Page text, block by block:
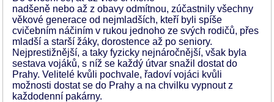
nadšeně nebo až z obavy odmítnou, zúčastnily všechny
věkové generace od nejmladších, kteří byli spíše
cvičebním náčiním v rukou jednoho ze svých rodičů, přes
mladší a starší žáky, dorostence až po seniory.
Nejprestižnější, a taky fyzicky nejnáročnější, však byla
sestava vojáků, s níž se každý útvar snažil dostat do
Prahy. Velitelé kvůli pochvale, řadoví vojáci kvůli
možnosti dostat se do Prahy a na chvilku vypnout z
každodenní pakárny.